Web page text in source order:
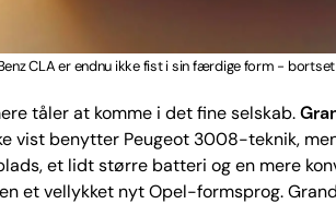
CLA er endnu ikke fist i sin færdige form -
tåler at komme i det fine selskab.
vist benytter Peugeot 3008-teknik,
et lidt større batteri og en mere
et vellykket nyt Opel-formsprog.